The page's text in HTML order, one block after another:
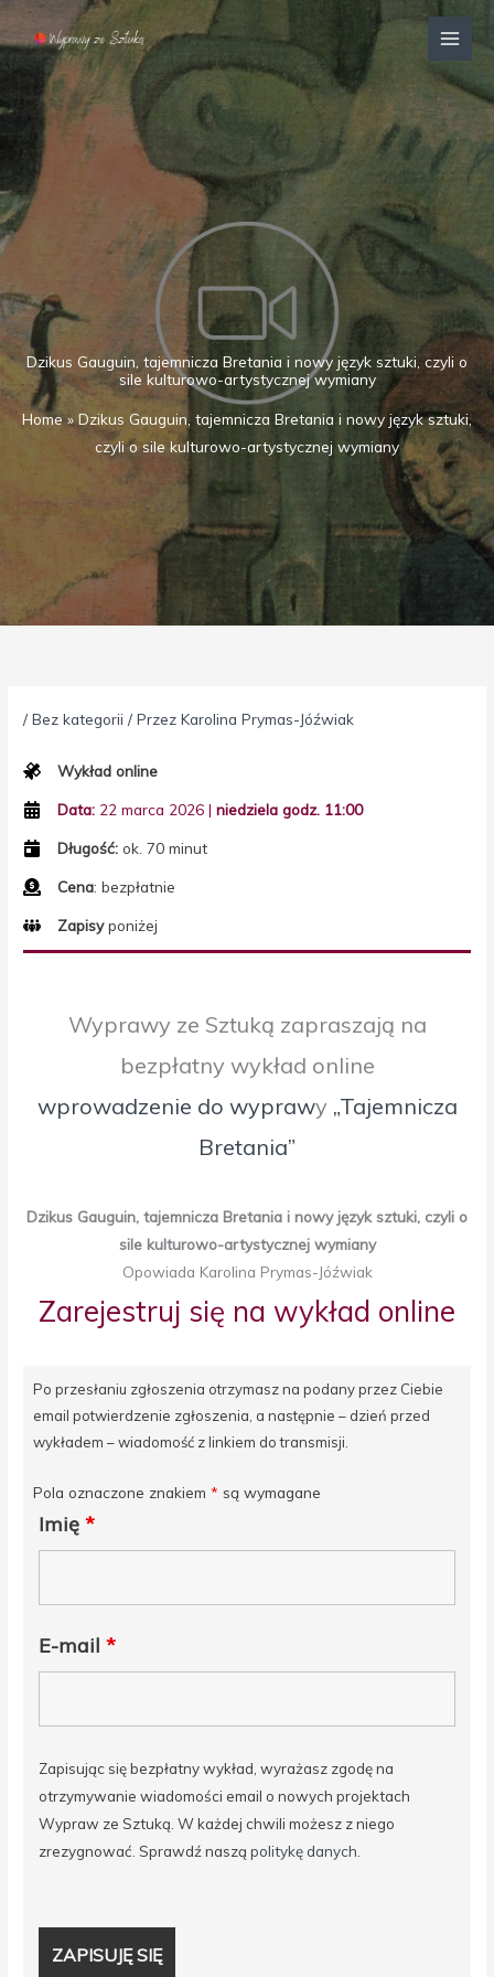
Przejdź
do
treści
Dzikus Gauguin, tajemnicza Bretania i nowy język sztuki, czyli o
sile kulturowo-artystycznej wymiany
Home » Dzikus Gauguin, tajemnicza Bretania i nowy język sztuki,
czyli o sile kulturowo-artystycznej wymiany
/Bez kategorii / PrzezKarolina Prymas-Jóźwiak
Wykład online
Data: 22 marca 2026 |niedziela godz. 11:00
Długość: ok. 70 minut
Cena: bezpłatnie
Zapisyponiżej
Wyprawy ze Sztuką zapraszają na
bezpłatny wykład online
wprowadzenie do wyprawy „Tajemnicza
Bretania”
Dzikus Gauguin, tajemnicza Bretania i nowy język sztuki, czyli o
sile kulturowo-artystycznej wymiany
Opowiada Karolina Prymas-Jóźwiak
Zarejestruj się na wykład online
Po przesłaniu zgłoszenia otrzymasz na podany przez Ciebie
email potwierdzenie zgłoszenia, a następnie – dzień przed
wykładem – wiadomość z linkiem do transmisji.
Pola oznaczone znakiem* są wymagane
Imię*
E-mail*
Zapisując się bezpłatny wykład, wyrażasz zgodę na
otrzymywanie wiadomości email o nowych projektach
Wypraw ze Sztuką. W każdej chwili możesz z niego
zrezygnować. Sprawdź nasząpolitykę danych.